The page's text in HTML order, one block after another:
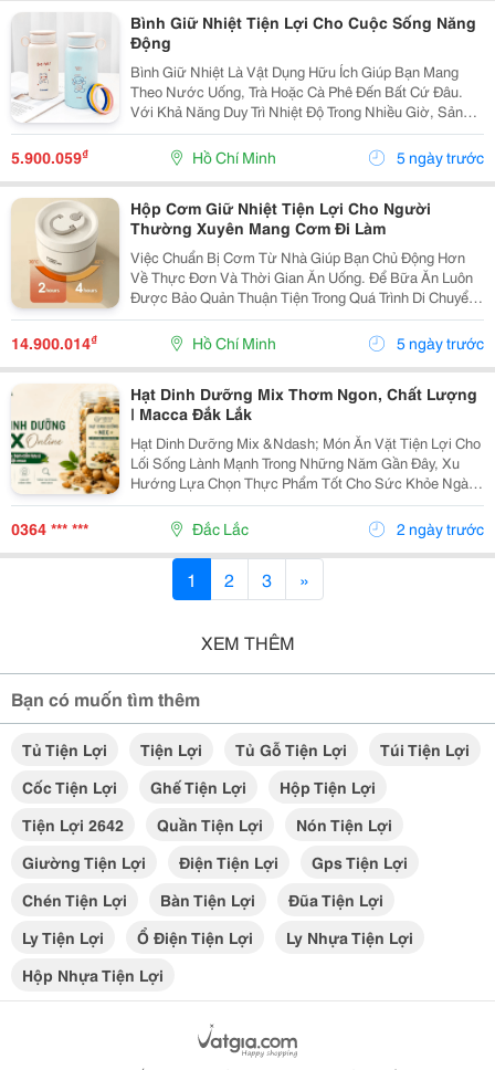
Bình Giữ Nhiệt Tiện Lợi Cho Cuộc Sống Năng
Động
Bình Giữ Nhiệt Là Vật Dụng Hữu Ích Giúp Bạn Mang
Theo Nước Uống, Trà Hoặc Cà Phê Đến Bất Cứ Đâu.
Với Khả Năng Duy Trì Nhiệt Độ Trong Nhiều Giờ, Sản
Phẩm Phù Hợp Cho Người Đi Học, Đi Làm, Tập Luyện
Thể Thao Hoặc Thường Xuyên Di Chuyển. Lựa Chọn...
5.900.059₫ Hồ Chí Minh 5 ngày trước
Hộp Cơm Giữ Nhiệt Tiện Lợi Cho Người
Thường Xuyên Mang Cơm Đi Làm
Việc Chuẩn Bị Cơm Từ Nhà Giúp Bạn Chủ Động Hơn
Về Thực Đơn Và Thời Gian Ăn Uống. Để Bữa Ăn Luôn
Được Bảo Quản Thuận Tiện Trong Quá Trình Di Chuyển,
Một Chiếc Hộp Cơm Giữ Nhiệt Phù Hợp Sẽ Là Lựa
Chọn Đáng Cân Nhắc Cho Học Sinh, Sinh Viên Và Nhân
14.900.014₫ Hồ Chí Minh 5 ngày trước
Hạt Dinh Dưỡng Mix Thơm Ngon, Chất Lượng
| Macca Đắk Lắk
Hạt Dinh Dưỡng Mix &Ndash; Món Ăn Vặt Tiện Lợi Cho
Lối Sống Lành Mạnh Trong Những Năm Gần Đây, Xu
Hướng Lựa Chọn Thực Phẩm Tốt Cho Sức Khỏe Ngày
Càng Được Nhiều Người Quan Tâm. Thay Vì Các Món
Ăn Vặt Nhiều Đường Hoặc Dầu Mỡ, Nhiều Người
Chuyển Sang...
0364 *** *** Đắc Lắc 2 ngày trước
1 2 3 »
XEM THÊM
Bạn có muốn tìm thêm
Tủ Tiện Lợi Tiện Lợi Tủ Gỗ Tiện Lợi
Túi Tiện Lợi
Cốc Tiện Lợi
Ghế Tiện Lợi
Hộp Tiện Lợi
Tiện Lợi 2642
Quần Tiện Lợi
Nón Tiện Lợi
Giường Tiện Lợi
Điện Tiện Lợi
Gps Tiện Lợi
Chén Tiện Lợi
Bàn Tiện Lợi
Đũa Tiện Lợi
Ly Tiện Lợi
Ổ Điện Tiện Lợi
Ly Nhựa Tiện Lợi
Hộp Nhựa Tiện Lợi